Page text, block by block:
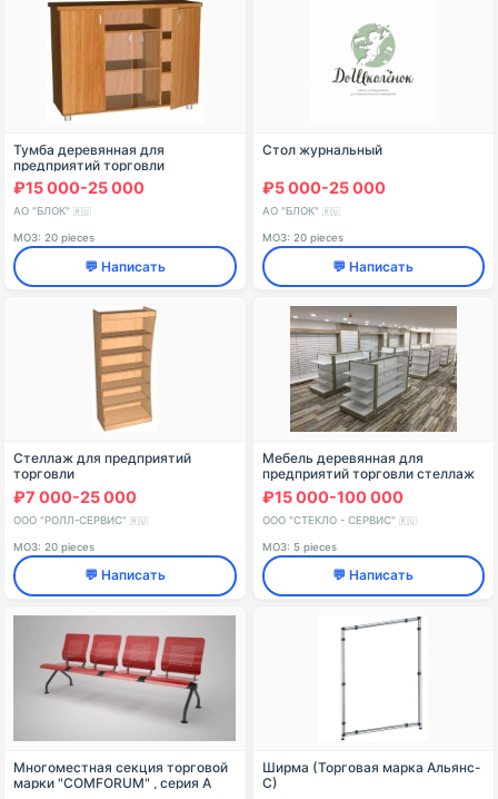
Тумба деревянная для
предприятий торговли
₽15 000-25 000
АО "БЛОК" 🇷🇺
МОЗ: 20 pieces
💬 Написать
Стол журнальный
₽5 000-25 000
АО "БЛОК" 🇷🇺
МОЗ: 20 pieces
💬 Написать
Стеллаж для предприятий
торговли
₽7 000-25 000
ООО "РОЛЛ-СЕРВИС" 🇷🇺
МОЗ: 20 pieces
💬 Написать
Мебель деревянная для
предприятий торговли стеллаж
д/товара
₽15 000-100 000
ООО "СТЕКЛО - СЕРВИС" 🇷🇺
МОЗ: 5 pieces
💬 Написать
Многоместная секция торговой
марки "COMFORUM" , серия А
Ширма (Торговая марка Альянс-
С)